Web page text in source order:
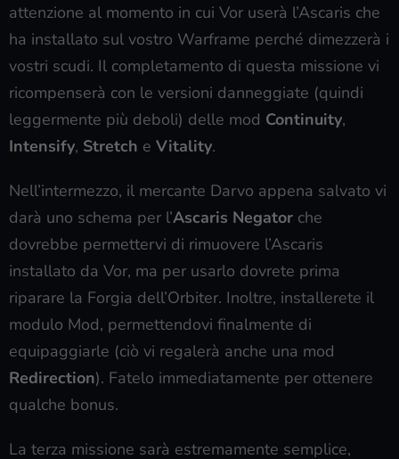
attenzione al momento in cui Vor userà l’Ascaris che
ha installato sul vostro Warframe perché dimezzerà i
vostri scudi. Il completamento di questa missione vi
ricompenserà con le versioni danneggiate (quindi
leggermente più deboli) delle mod Continuity,
Intensify, Stretch e Vitality.
Nell’intermezzo, il mercante Darvo appena salvato vi
darà uno schema per l’Ascaris Negator che
dovrebbe permettervi di rimuovere l’Ascaris
installato da Vor, ma per usarlo dovrete prima
riparare la Forgia dell’Orbiter. Inoltre, installerete il
modulo Mod, permettendovi finalmente di
equipaggiarle (ciò vi regalerà anche una mod
Redirection). Fatelo immediatamente per ottenere
qualche bonus.
La terza missione sarà estremamente semplice,